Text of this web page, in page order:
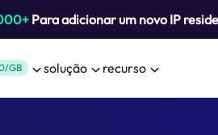
Para adicionar um novo IP
GB solução recurso